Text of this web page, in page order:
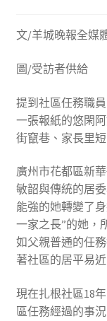
文/羊城晚報全媒
圖/受訪者供給
提到社區任務職
一張報紙的悠閑
街竄巷、家長里
廣州市花都區新
敏韶與傳統的居
能強的她轉變了
一家之長”的她，
如父親普通的任
著社區的居平易近
現在扎根社區18
區任務經過的事